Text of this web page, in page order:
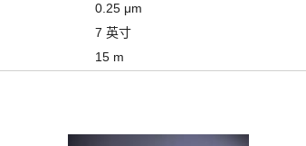
0.25 μm
7 英寸
15 m